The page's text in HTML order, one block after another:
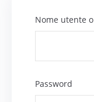
Nome utente
Password